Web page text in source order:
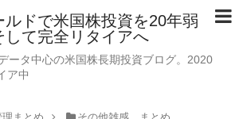
ドで米国株投資を20年弱
して完全リタイアへ
ータ中心の米国株長期投資ブログ。2020
ア中